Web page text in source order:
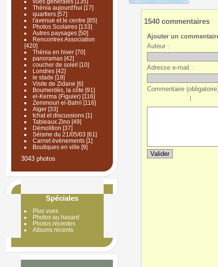
Thénia aujourd'hui [17]
quartiers[57]
l'avenue et le centre [85]
Photos Scolaires[133]
Autres paysages[50]
Rencontres Association
[420]
Thénia en hiver[70]
panoramas[42]
coucher de soleil [10]
Londres[42]
le stade [19]
Visite de Zidane [6]
Boumerdès, la côte [91]
el-Kerma (Figuier)[116]
Zemmouri el-Bahri [116]
Alger[33]
tchat et discussions[1]
Tableaux Zino[49]
Démolition [37]
Séisme du 21/05/03 [61]
Carnet événements[1]
Boutiques en ville [9]
3043 photos
Spéciales
Plus vues
Photos au hasard
Photos récentes
Albums récents
1540 commentaires
Ajouter un
Auteur :
Adresse e-mail :
Commentaire
|